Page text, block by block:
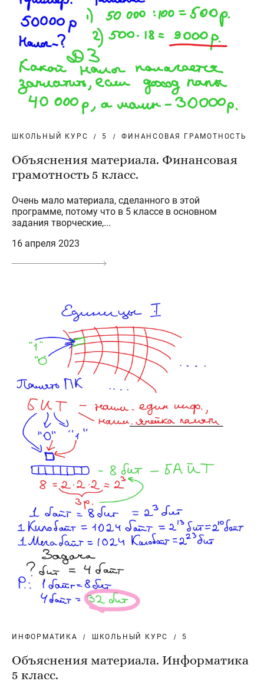
ШКОЛЬНЫЙ КУРС 5 ФИНАНСОВАЯ ГРАМОТНОСТЬ
Объяснения материала. Финансовая
грамотность 5 класс.
Очень мало материала, сделанного в этой
программе, потому что в 5 классе в основном
задания творческие,...
16 апреля 2023
ИНФОРМАТИКА ШКОЛЬНЫЙ КУРС 5
Объяснения материала. Информатика
5 класс.